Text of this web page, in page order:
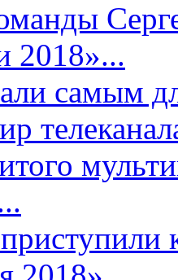
2018»...
самым